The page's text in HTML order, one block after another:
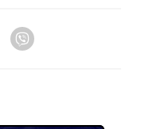
Telegram